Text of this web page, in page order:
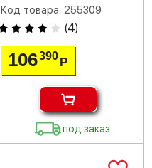
Код товара: 255309
(4)
106390 Р
под заказ